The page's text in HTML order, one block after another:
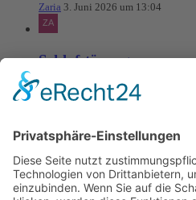
Zaria 3. Juni 2026 um 13:04
Schlafstörungen
Zaria 3. Juni 2026 um 13:03
Ms word to PDF
Manuellsen 28. Mai 2026 um 10:31